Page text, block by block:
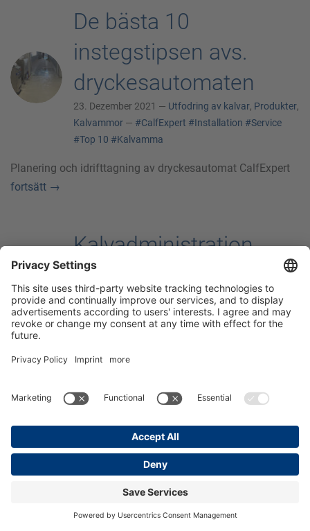
De bästa 10
instegstipsen avs.
dryckesautomaten
23. Dezember 2021 — Utfodring av kalvar, Produkter,
Kalvammor — #CalfExpert #Installation #Service
#Top 10 #Kalvamma
Planering och idrifttagning av dryckesautomat CalfExpert
fortsätt →
Kalvadministration
vintertid - del 2
22. Dezember 2021 —Utfodring av kalvar ,
Kalvskötsel,Kalvskötsel—#Råmjölk
#Energiförsörjning
#Födelsehantering
#Vinteradministration
Praktiska hänvisningar för kalvuppfödning vintertidfortsätt
Kalvadministration
vintertid - del 1